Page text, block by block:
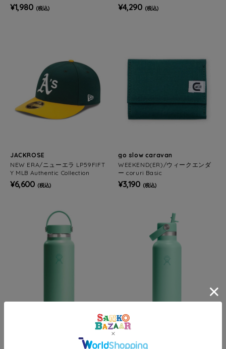
¥1,980 (税込) ¥4,290 (税込)
JACKROSE
NEW ERA/ニューエラ LP59FIFT
Y MLB Authentic Collection
¥6,600 (税込)
go slow caravan
WEEKEND(ER)/ウィークエンダ
ー coruri Basic
¥3,190 (税込)
Hydro Flask/ハイドロフラスク 4
go slow caravan
Hydro Flask/ハイドロフラスク 2